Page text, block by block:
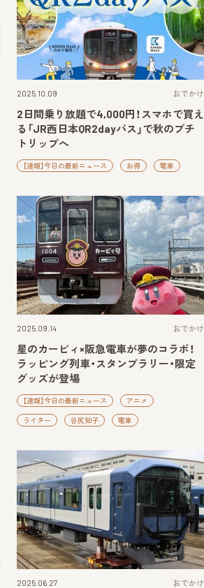
2025.10.09 おでかけ
2日間乗り放題で4,000円！スマホで買え
る「JR西日本QR2dayパス」で秋のプチ
トリップへ
【速報】今日の最新ニュース お得 電車
2025.09.14 おでかけ
星のカービィ×阪急電車が夢のコラボ！
ラッピング列車・スタンプラリー・限定
グッズが登場
【速報】今日の最新ニュース アニメ
ライター 谷尻知子 電車
2025.06.27 おでかけ